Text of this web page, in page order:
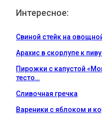
Интересное:
Свиной стейк на
Арахис в скорлупе к
Пирожки с капустой
тесто…
Сливочная гречка
Вареники с яблоком и